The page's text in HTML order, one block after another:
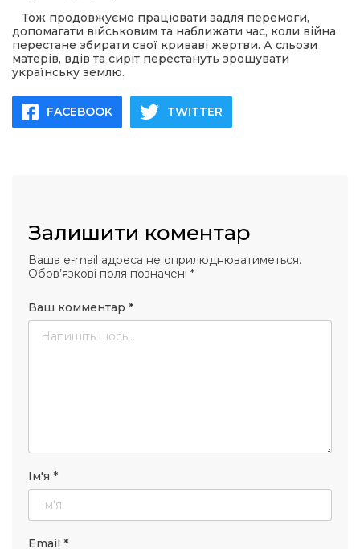
Тож продовжуємо працювати задля перемоги,
допомагати військовим та наближати час, коли війна
перестане збирати свої криваві жертви. А сльози
матерів, вдів та сиріт перестануть зрошувати
українську землю.
FACEBOOK TWITTER
Залишити коментар
Ваша e-mail адреса не оприлюднюватиметься.
Обов’язкові поля позначені *
Ваш комментар *
Ім'я *
Email *